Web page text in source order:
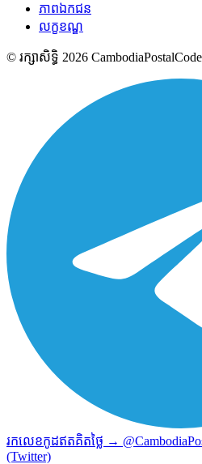
ភាពឯកជន
លក្ខខណ្ឌ
© រក្សាសិទ្ធិ 2026
រកលេខកូដឥតគិតថ្លៃ →
(Twitter)